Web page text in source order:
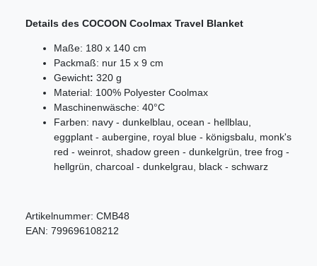
Details des COCOON Coolmax Travel Blanket
Maße: 180 x 140 cm
Packmaß: nur 15 x 9 cm
Gewicht: 320 g
Material: 100% Polyester Coolmax
Maschinenwäsche: 40°C
Farben: navy - dunkelblau, ocean - hellblau,
eggplant - aubergine, royal blue - königsbalu, monk's
red - weinrot, shadow green - dunkelgrün, tree frog -
hellgrün, charcoal - dunkelgrau, black - schwarz
Artikelnummer: CMB48
EAN: 799696108212